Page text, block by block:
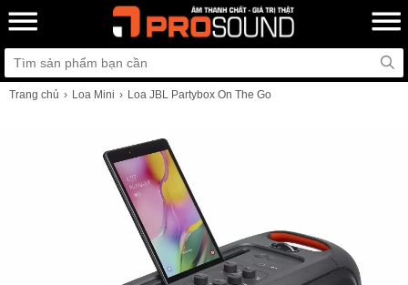
Trang chủ Loa Mini Loa JBL Partybox On The Go